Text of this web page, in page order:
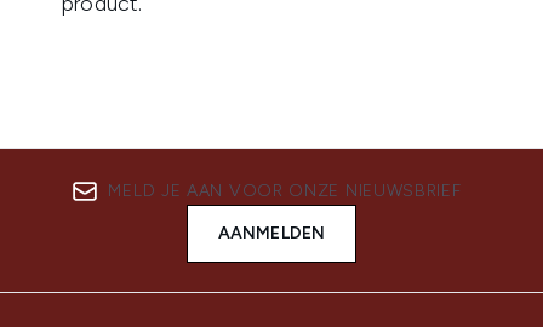
MELD JE AAN VOOR ONZE NIEUWSBRIEF
AANMELDEN